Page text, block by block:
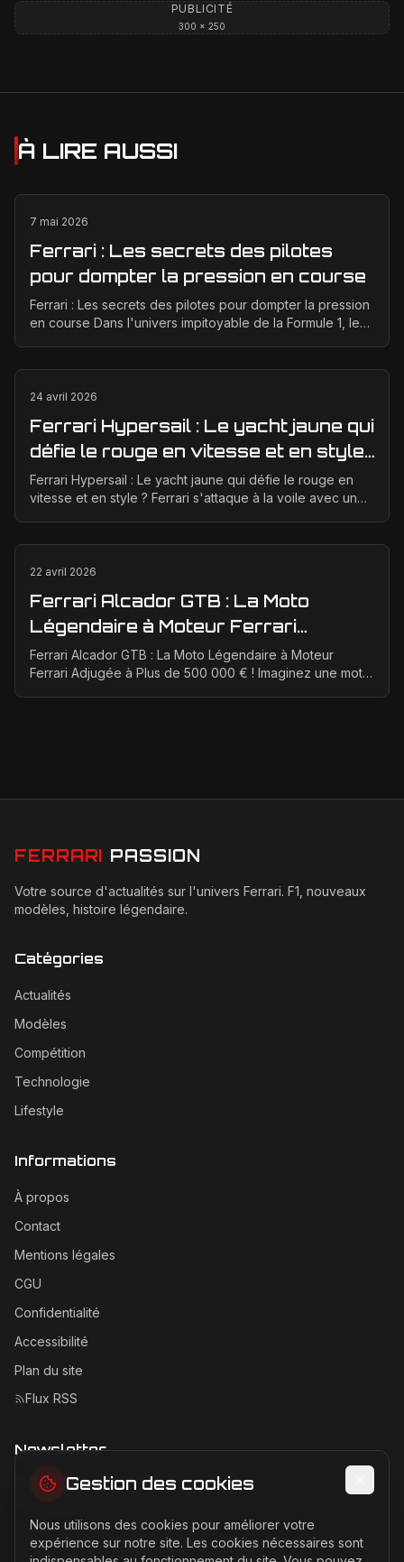
PUBLICITÉ
300 × 250
À LIRE AUSSI
7 mai 2026
Ferrari : Les secrets des pilotes
pour dompter la pression en course
Ferrari : Les secrets des pilotes pour dompter la pression
en course Dans l'univers impitoyable de la Formule 1, les
24 avril 2026
Ferrari Hypersail : Le yacht jaune qui
défie le rouge en vitesse et en style
?
Ferrari Hypersail : Le yacht jaune qui défie le rouge en
vitesse et en style ? Ferrari s'attaque à la voile avec un
22 avril 2026
Ferrari Alcador GTB : La Moto
Légendaire à Moteur Ferrari
Adjugée à Plus de 500 000 € !
Ferrari Alcador GTB : La Moto Légendaire à Moteur
Ferrari Adjugée à Plus de 500 000 € ! Imaginez une moto
FERRARI PASSION
Votre source d'actualités sur l'univers Ferrari. F1, nouveaux
modèles, histoire légendaire.
Catégories
Actualités
Modèles
Compétition
Technologie
Lifestyle
Informations
À propos
Contact
Mentions légales
CGU
Confidentialité
Accessibilité
Plan du site
Flux RSS
Newsletter
Recevez les dernières actualités Ferrari directement dans
Adresse email pour la newsletter
Gestion des cookies
Nous utilisons des cookies pour améliorer votre
expérience sur notre site. Les cookies nécessaires sont